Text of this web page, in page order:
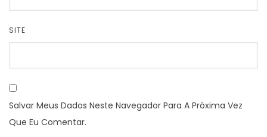
SITE
Salvar Meus Dados Neste Navegador Para A Próxima Vez
Que Eu Comentar.